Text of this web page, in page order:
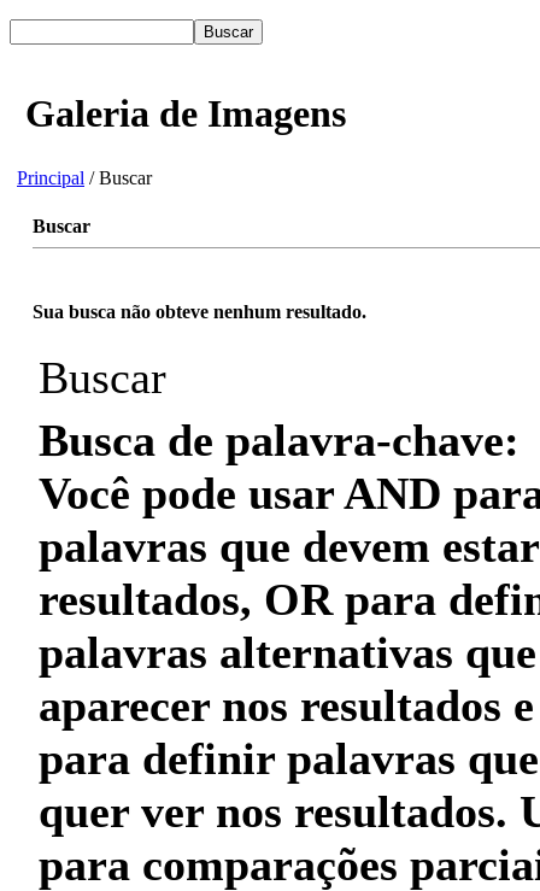
Galeria de Imagens
Principal / Buscar
Buscar
Sua busca não obteve nenhum resultado.
Buscar
Busca de palavra-chave:
Você pode usarAND
palavras que devem
resultados, ORpara
palavras alternativas
aparecer nos resultados
para definir palavras
quer ver nos resultados.
para comparações